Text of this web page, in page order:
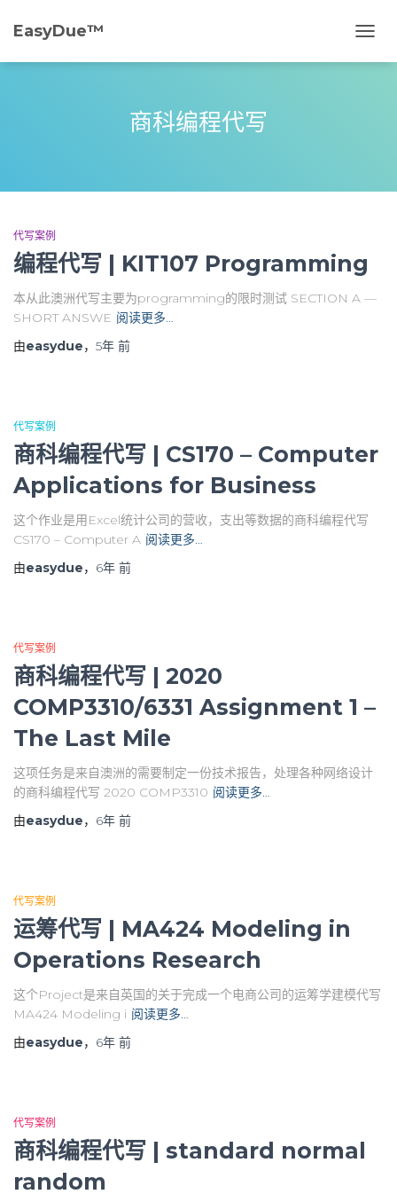
EasyDue™️
换
商科编程代写
代写案例
编程代写 | KIT107 Programming
本从此澳洲代写主要为programming的限时测试 SECTION A —
SHORT ANSWE 阅读更多…
由easydue， 5年 前
代写案例
商科编程代写 | CS170 – Computer
Applications for Business
这个作业是用Excel统计公司的营收，支出等数据的商科编程代写
CS170 – Computer A 阅读更多…
由easydue， 6年 前
代写案例
商科编程代写 | 2020
COMP3310/6331 Assignment 1 –
The Last Mile
这项任务是来自澳洲的需要制定一份技术报告，处理各种网络设计
的商科编程代写 2020 COMP3310 阅读更多…
由easydue， 6年 前
代写案例
运筹代写 | MA424 Modeling in
Operations Research
这个Project是来自英国的关于完成一个电商公司的运筹学建模代写
MA424 Modeling i 阅读更多…
由easydue， 6年 前
代写案例
商科编程代写 | standard normal
random